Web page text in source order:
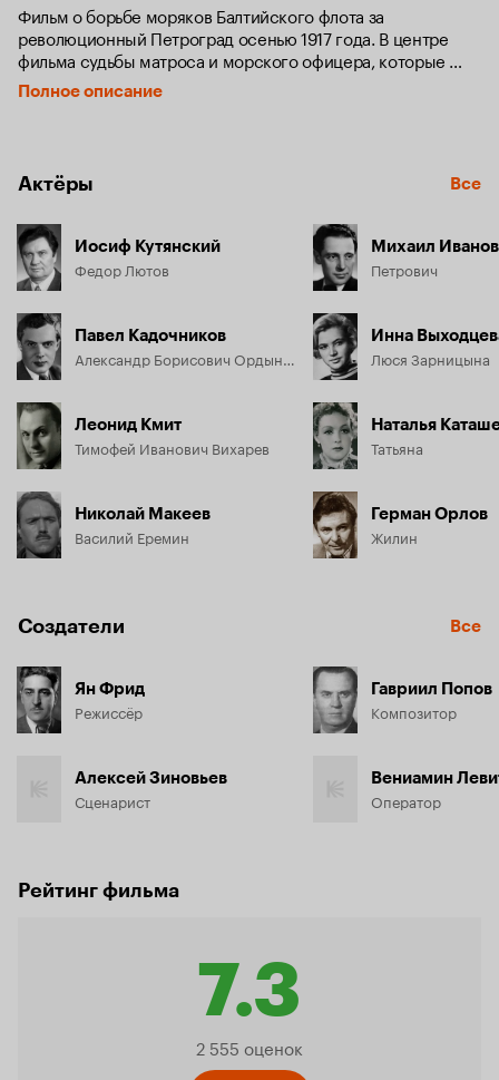
Фильм о борьбе моряков Балтийского флота за
революционный Петроград осенью 1917 года. В центре
фильма судьбы матроса и морского офицера, которые
встают в ряды борцов за революцию.
Полное описание
Актёры Все
Иосиф Кутянский
Федор Лютов
Павел Кадочников
Александр Борисович Ордынцев
Леонид Кмит
Тимофей Иванович Вихарев
Николай Макеев
Василий Еремин
Михаил Иванов
Петрович
Инна
Люся Зарницына
Наталья
Татьяна
Герман Орлов
Жилин
Создатели Все
Ян Фрид
Режиссёр
Алексей Зиновьев
Сценарист
Гавриил Попов
Композитор
Вениамин
Оператор
Рейтинг фильма
7.3
Рейтинг
2 555 оценок